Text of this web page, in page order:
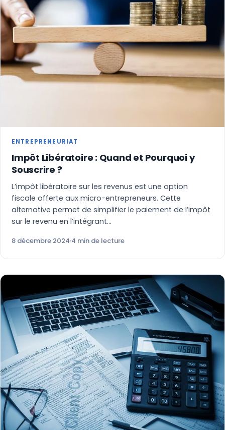
ENTREPRENEURIAT
Impôt Libératoire : Quand et Pourquoi y
Souscrire ?
L’impôt libératoire sur les revenus est une option
fiscale offerte aux micro-entrepreneurs. Cette
alternative permet de simplifier le paiement de l’impôt
sur le revenu en l’intégrant…
8 décembre 2024 4 min de lecture